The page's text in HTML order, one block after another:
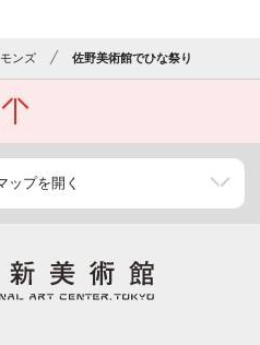
ンズ 佐野美術館でひな祭り
ップを開く